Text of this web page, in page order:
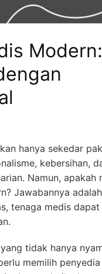
Modern:
hanya sekedar
kebersihan,
Namun, apakah
Jawabannya
tenaga medis
yang tidak hanya
memilih